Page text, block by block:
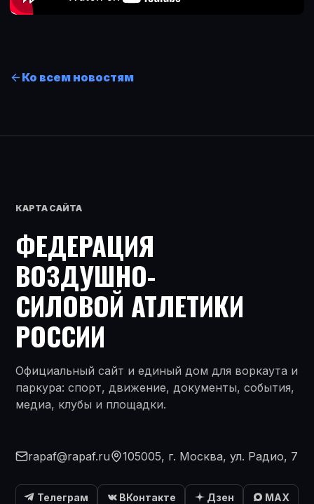
Ко всем новостям
КАРТА САЙТА
ФЕДЕРАЦИЯ
ВОЗДУШНО-
СИЛОВОЙ АТЛЕТИКИ
РОССИИ
Официальный сайт и единый дом для воркаута и
паркура: спорт, движение, документы, события,
медиа, клубы и площадки.
rapaf@rapaf.ru 105005, г. Москва, ул. Радио, 7
Телеграм ВКонтакте Дзен MAX